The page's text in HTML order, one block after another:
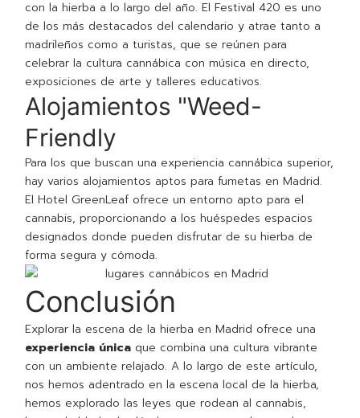
con la hierba a lo largo del año. El Festival 420 es uno
de los más destacados del calendario y atrae tanto a
madrileños como a turistas, que se reúnen para
celebrar la cultura cannábica con música en directo,
exposiciones de arte y talleres educativos.
Alojamientos "Weed-
Friendly
Para los que buscan una experiencia cannábica superior,
hay varios alojamientos aptos para fumetas en Madrid.
El Hotel GreenLeaf ofrece un entorno apto para el
cannabis, proporcionando a los huéspedes espacios
designados donde pueden disfrutar de su hierba de
forma segura y cómoda.
Conclusión
Explorar la escena de la hierba en Madrid ofrece una
experiencia única que combina una cultura vibrante
con un ambiente relajado. A lo largo de este artículo,
nos hemos adentrado en la escena local de la hierba,
hemos explorado las leyes que rodean al cannabis,